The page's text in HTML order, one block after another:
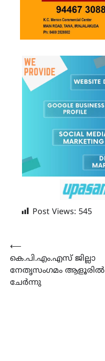
Post Views: 545
Post
navigation
⟵
കെ.പി.എം.എസ് ജില്ലാ
നേതൃസംഗമം ആളൂരിൽ
ചേർന്നു